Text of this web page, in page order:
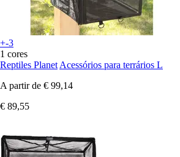
+-3
1 cores
Reptiles Planet Acessórios para terrários L
A partir de € 99,14
€ 89,55